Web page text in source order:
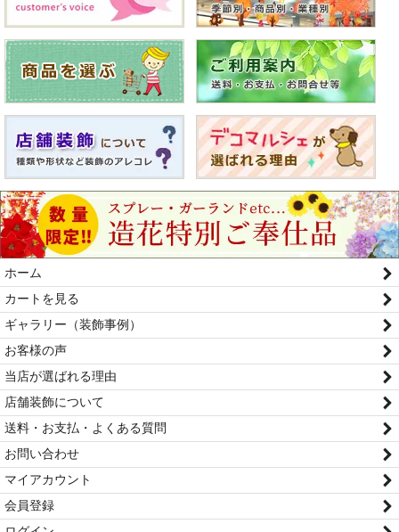
ホーム
カートを見る
ギャラリー（装飾事例）
お客様の声
当店が選ばれる理由
店舗装飾について
送料・お支払・よくある質問
お問い合わせ
マイアカウント
会員登録